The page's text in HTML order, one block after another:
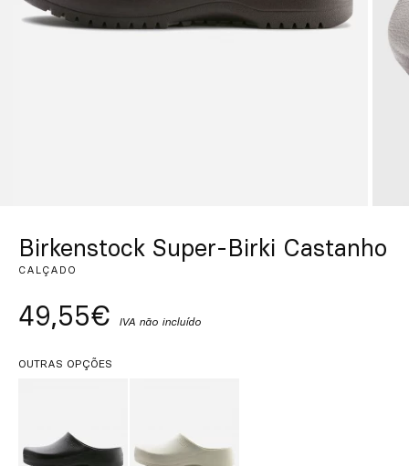
Birkenstock Super-Birki Castanho
CALÇADO
49,55€ IVA não incluído
OUTRAS OPÇÕES